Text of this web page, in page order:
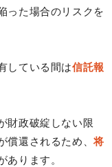
った場合のリスクを
している間は信託報
財政破綻しない限
償還されるため、将
あります。